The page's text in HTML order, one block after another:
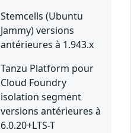
Stemcells (Ubuntu
Jammy) versions
antérieures à 1.943.x
Tanzu Platform pour
Cloud Foundry
isolation segment
versions antérieures à
6.0.20+LTS-T